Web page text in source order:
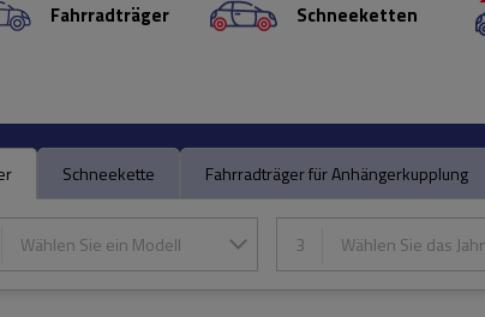
Fahrradträger Schneeketten
Schneekette Fahrradträger für Anhängerkupplung
Wählen Sie ein Modell 3 Wählen Sie das Jahr